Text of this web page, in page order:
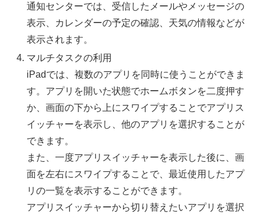
通知センターでは、受信したメールやメッセージの
表示、カレンダーの予定の確認、天気の情報などが
表示されます。
マルチタスクの利用
iPadでは、複数のアプリを同時に使うことができま
す。アプリを開いた状態でホームボタンを二度押す
か、画面の下から上にスワイプすることでアプリス
イッチャーを表示し、他のアプリを選択することが
できます。
また、一度アプリスイッチャーを表示した後に、画
面を左右にスワイプすることで、最近使用したアプ
リの一覧を表示することができます。
アプリスイッチャーから切り替えたいアプリを選択